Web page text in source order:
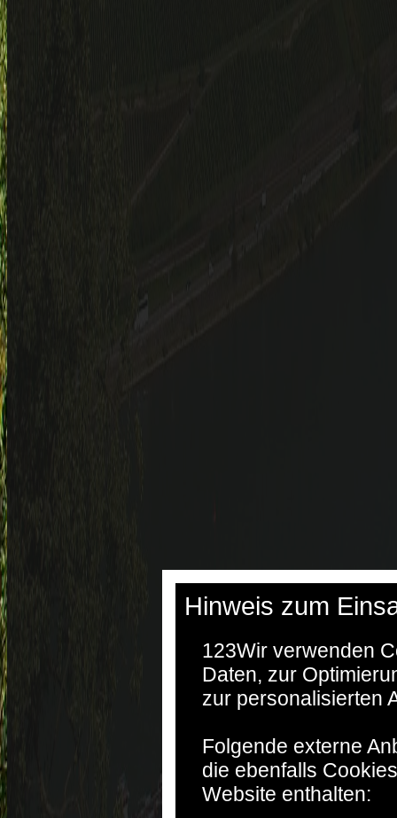
Hinweis zum
123Wir verwenden
Daten, zur
zur personalisierten
Folgende externe
die ebenfalls
Website enthalten: